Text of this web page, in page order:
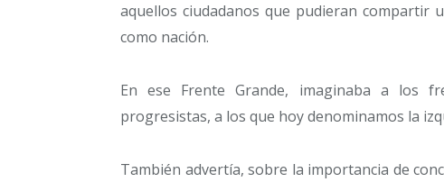
aquellos ciudadanos que pudieran compartir
como nación.
En ese Frente Grande, imaginaba a los
progresistas, a los que hoy denominamos la
También advertía, sobre la importancia de